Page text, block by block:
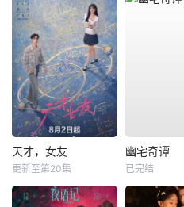
天才，女友
更新至第20集
幽宅奇谭
已完结